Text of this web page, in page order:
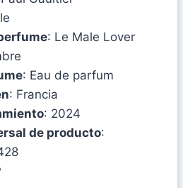
: Le Male Lover
: Eau de parfum
: Francia
: 2024
de producto: